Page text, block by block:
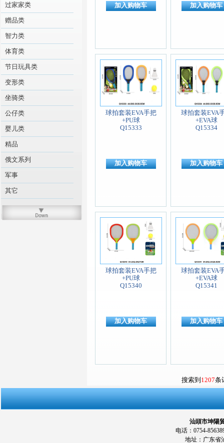
过家家类
赠品类
智力类
体育类
节日玩具类
变形类
坐骑类
公仔类
婴儿类
精品
俄文系列
军事
其它
加入购物车 加入购物车
球拍套装EVA手把
+PU球
Q15333
加入购物车
球拍套装EVA
+EVA球
Q15334
加入购物车
球拍套装EVA手把
+PU球
Q15340
加入购物车
球拍套装EVA
+EVA球
Q15341
加入购物车
搜索到 1207条
汕頭市坤陽
电话：0754-
地址：广东省